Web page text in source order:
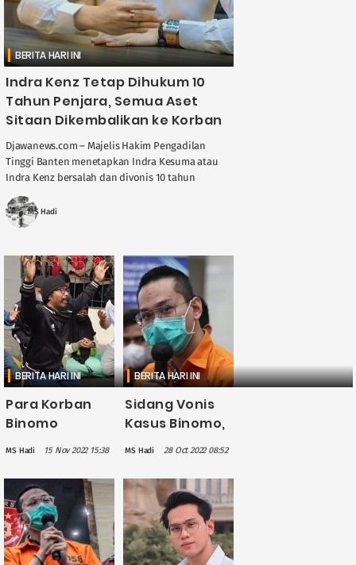
BERITA HARI INI
Indra Kenz Tetap Dihukum 10
Tahun Penjara, Semua Aset
Sitaan Dikembalikan ke Korban
Djawanews.com – Majelis Hakim Pengadilan
Tinggi Banten menetapkan Indra Kesuma atau
Indra Kenz bersalah dan divonis 10 tahun
perdagangan opsi biner lewat aplikasi ....
MS Hadi
BERITA HARI INI
Para Korban
Binomo
Putusan Hakim
Aset Indra
Kenz Diambil
Negara
MS Hadi 15 Nov 2022 15:38
BERITA HARI INI
Sidang Vonis
Kasus Binomo,
Ditentukan
Hari Ini
MS Hadi 28 Oct 2022 08:52